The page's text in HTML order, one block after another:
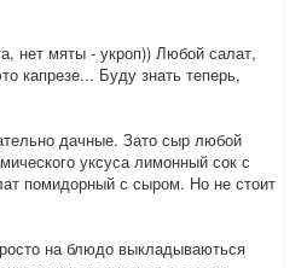
нет мяты - укроп)) Любой салат,
капрезе... Буду знать теперь,
дачные. Зато сыр любой
уксуса лимонный сок с
помидорный с сыром. Но не стоит
на блюдо выкладываються